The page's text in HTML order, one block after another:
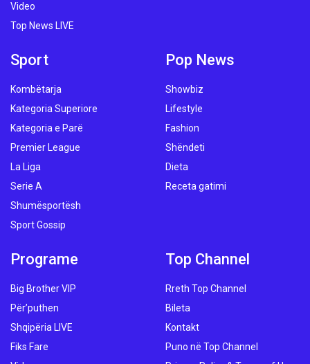
Video
Top News LIVE
Sport
Kombëtarja
Kategoria Superiore
Kategoria e Parë
Premier League
La Liga
Serie A
Shumësportësh
Sport Gossip
Pop News
Showbiz
Lifestyle
Fashion
Shëndeti
Dieta
Receta gatimi
Programe
Big Brother VIP
Për’puthen
Shqipëria LIVE
Fiks Fare
Top Channel
Rreth Top Channel
Bileta
Kontakt
Puno në Top Channel